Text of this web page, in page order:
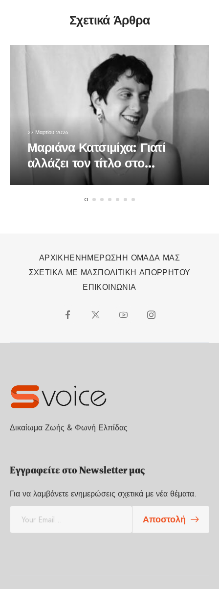
Σχετικά Άρθρα
27 Μαρτίου 2026
Μαριάνα Κατσιμίχα: Γιατί
αλλάζει τον τίτλο στο
τραγούδι της «Το Βαλς των
Χαμένων Ονείρων»
ΑΡΧΙΚΗΕΝΗΜΕΡΩΣΗΗ ΟΜΑΔΑ ΜΑΣ
ΣΧΕΤΙΚΑ ΜΕ ΜΑΣΠΟΛΙΤΙΚΗ ΑΠΟΡΡΗΤΟΥ
ΕΠΙΚΟΙΝΩΝΙΑ
Δικαίωμα Ζωής & Φωνή Ελπίδας
Εγγραφείτε στο Newsletter μας
Για να λαμβάνετε ενημερώσεις σχετικά με νέα θέματα.
a
Αποστολή